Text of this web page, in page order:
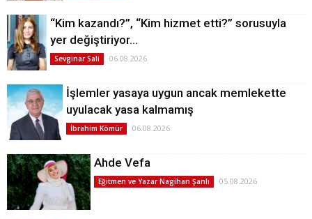
“Kim kazandı?”, “Kim hizmet etti?” sorusuyla
yer değiştiriyor…
Sevginar Sali 06.08.2026
İşlemler yasaya uygun ancak memlekette
uyulacak yasa kalmamış
İbrahim Kömür 06.08.2026
Ahde Vefa
Eğitmen ve Yazar Nagihan Şanlı 05.08.2026